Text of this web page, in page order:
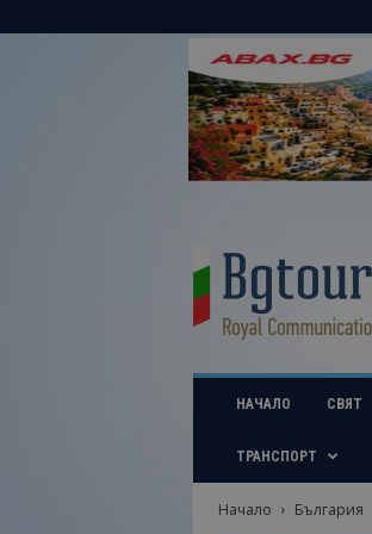
u
i
b
НАЧАЛО СВЯТ
ТРАНСПОРТ
Начало България